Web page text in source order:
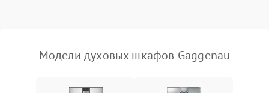
Модели духовых шкафов Gaggenau